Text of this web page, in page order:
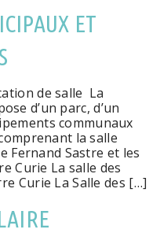
ET
de salle La
d’un parc, d’un
communaux
la salle
Fernand Sastre et les
Curie La salle des
Curie La Salle des […]